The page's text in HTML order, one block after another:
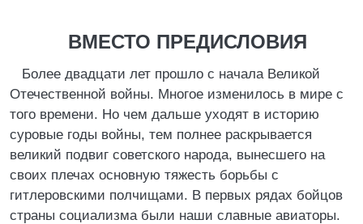
ВМЕСТО ПРЕДИСЛОВИЯ
Более двадцати лет прошло с начала Великой
Отечественной войны. Многое изменилось в мире с
того времени. Но чем дальше уходят в историю
суровые годы войны, тем полнее раскрывается
великий подвиг советского народа, вынесшего на
своих плечах основную тяжесть борьбы с
гитлеровскими полчищами. В первых рядах бойцов
страны социализма были наши славные авиаторы.